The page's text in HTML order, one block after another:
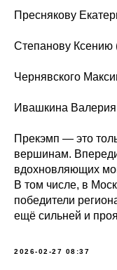
Преснякову
Степанову Ксению
Чернявского
Ивашкина
Прекэмп — это
вершинам.
вдохновляющих
В том числе, в
победители
ещё сильней и
2026-02-27 08:37